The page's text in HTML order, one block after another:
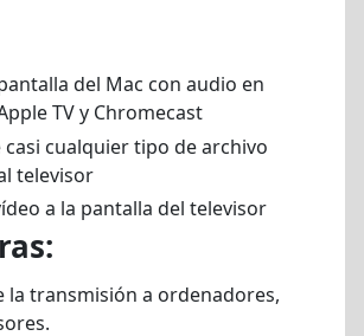
del Mac con audio en
TV y Chromecast
casi cualquier tipo de archivo
televisor
a la pantalla del televisor
la transmisión a ordenadores,